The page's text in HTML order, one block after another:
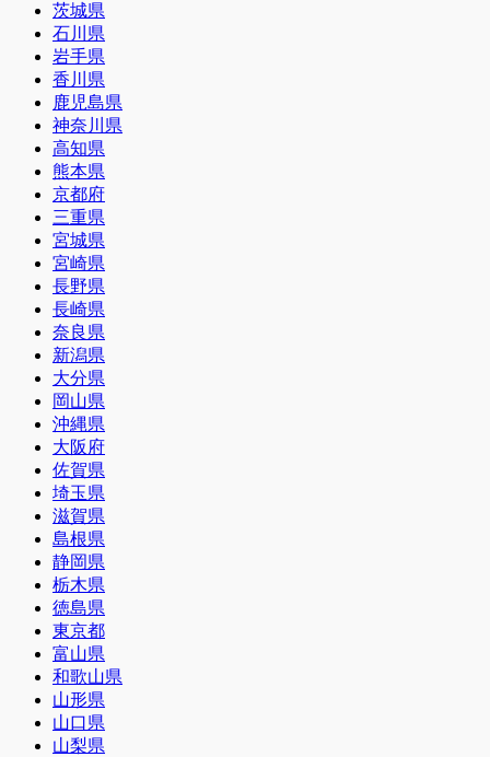
茨城県
石川県
岩手県
香川県
鹿児島県
神奈川県
高知県
熊本県
京都府
三重県
宮城県
宮崎県
長野県
長崎県
奈良県
新潟県
大分県
岡山県
沖縄県
大阪府
佐賀県
埼玉県
滋賀県
島根県
静岡県
栃木県
徳島県
東京都
富山県
和歌山県
山形県
山口県
山梨県